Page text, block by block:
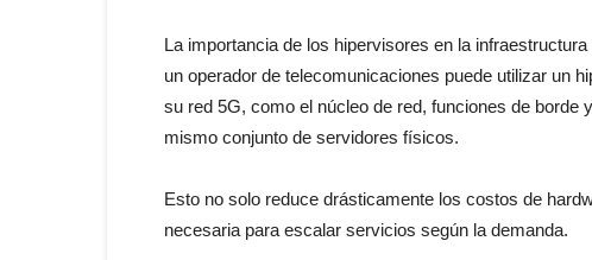
La importancia de los hipervisores en la
un operador de telecomunicaciones puede utilizar un
su red 5G, como el núcleo de red, funciones de
mismo conjunto de servidores físicos.
Esto no solo reduce drásticamente los costos de
necesaria para escalar servicios según la demanda.